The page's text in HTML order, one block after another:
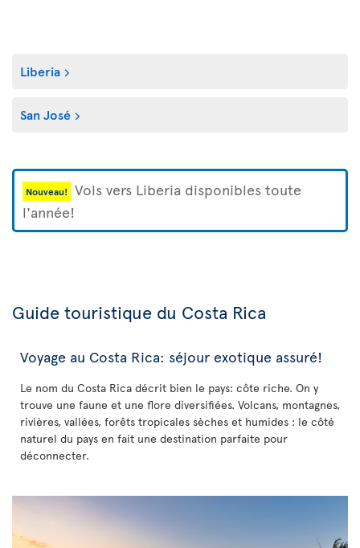
Liberia
San José
Nouveau! Vols vers Liberia disponibles toute
l'année!
Guide touristique du Costa Rica
Voyage au Costa Rica: séjour exotique assuré!
Le nom du Costa Rica décrit bien le pays: côte riche. On y
trouve une faune et une flore diversifiées. Volcans, montagnes,
rivières, vallées, forêts tropicales sèches et humides : le côté
naturel du pays en fait une destination parfaite pour
déconnecter.